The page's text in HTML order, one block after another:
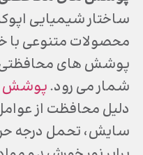
ساختار شیمیایی
محصولات متنوعی با
پوشش های محافظتی
شمار می رود.پوشش
دلیل محافظت از
سایش، تحمل درجه